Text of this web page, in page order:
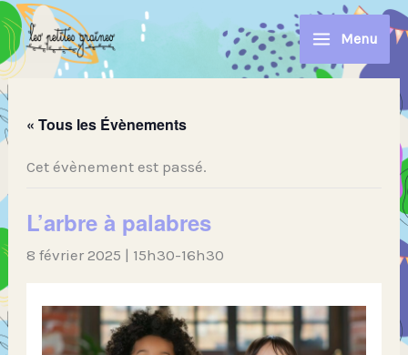
Aller
au
contenu
Menu
« Tous les Évènements
Cet évènement est passé.
L’arbre à palabres
8 février 2025 | 15h30-16h30